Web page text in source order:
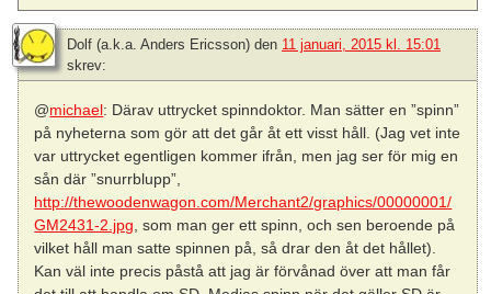
Dolf (a.k.a. Anders Ericsson) den 11 januari, 2015 kl. 15:01
skrev:
@michael: Därav uttrycket spinndoktor. Man sätter en ”spinn”
på nyheterna som gör att det går åt ett visst håll. (Jag vet inte
var uttrycket egentligen kommer ifrån, men jag ser för mig en
sån där ”snurrblupp”,
http://thewoodenwagon.com/Merchant2/graphics/00000001/
GM2431-2.jpg , som man ger ett spinn, och sen beroende på
vilket håll man satte spinnen på, så drar den åt det hållet).
Kan väl inte precis påstå att jag är förvånad över att man får